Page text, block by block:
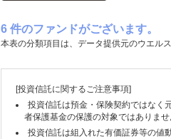
6 件のファンドがございます。
本表の分類項目は、データ提供元のウエル
[投資信託に関するご注意事項]
投資信託は預金・保険契約ではなく
者保護基金の保護の対象ではありませ
投資信託は組入れた有価証券等の値